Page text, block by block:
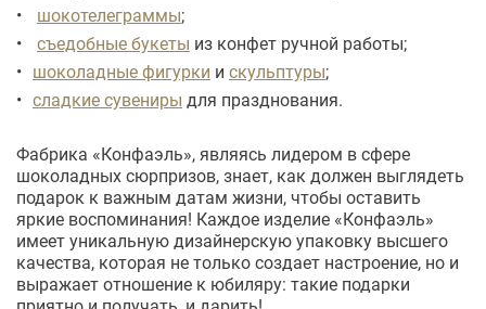
шокотелеграммы;
съедобные букеты из конфет ручной работы;
шоколадные фигурки и скульптуры;
сладкие сувениры для празднования.
Фабрика «Конфаэль», являясь лидером в сфере
шоколадных сюрпризов, знает, как должен выглядеть
подарок к важным датам жизни, чтобы оставить
яркие воспоминания! Каждое изделие «Конфаэль»
имеет уникальную дизайнерскую упаковку высшего
качества, которая не только создает настроение, но и
выражает отношение к юбиляру: такие подарки